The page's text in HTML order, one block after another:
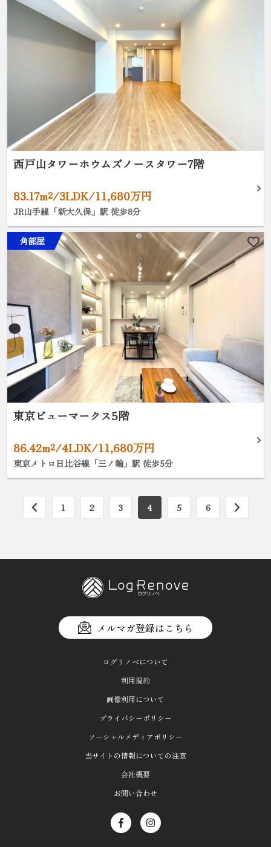
西戸山タワーホウムズノースタワー7階
83.17m²/3LDK/11,680万円
JR山手線「新大久保」駅 徒歩8分
角部屋
東京ビューマークス5階
86.42m²/4LDK/11,680万円
東京メトロ日比谷線「三ノ輪」駅 徒歩5分
1 2 3 4 5 6
メルマガ登録はこちら
ログリノベについて
利用規約
画像利用について
プライバシーポリシー
ソーシャルメディアポリシー
当サイトの情報についての注意
会社概要
お問い合わせ